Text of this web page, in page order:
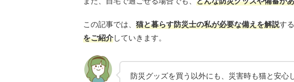
この記事では、 猫と暮らす防災士の私が必要な備えを解説す
をご紹介していきます。
防災グッズを買う以外にも、災害時も猫と安心